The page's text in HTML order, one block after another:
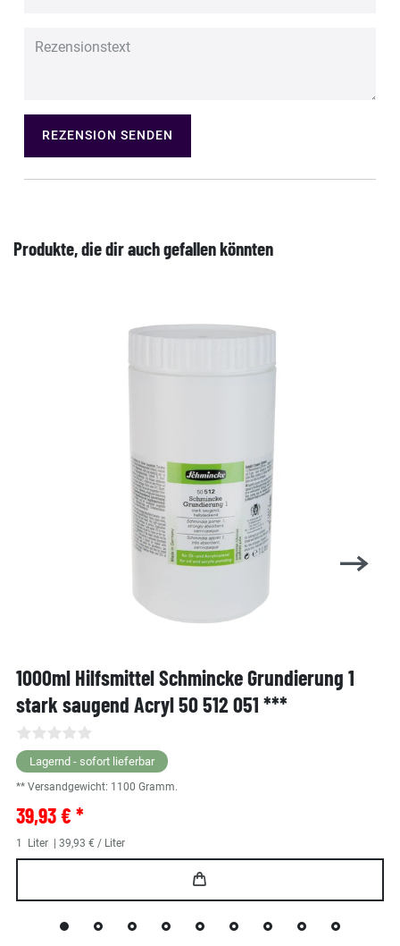
REZENSION SENDEN
Produkte, die dir auch gefallen könnten
1000ml Hilfsmittel Schmincke Grundierung 1
stark saugend Acryl 50 512 051 ***
Lagernd - sofort lieferbar
** Versandgewicht: 1100 Gramm.
39,93 € *
1 Liter | 39,93 € / Liter